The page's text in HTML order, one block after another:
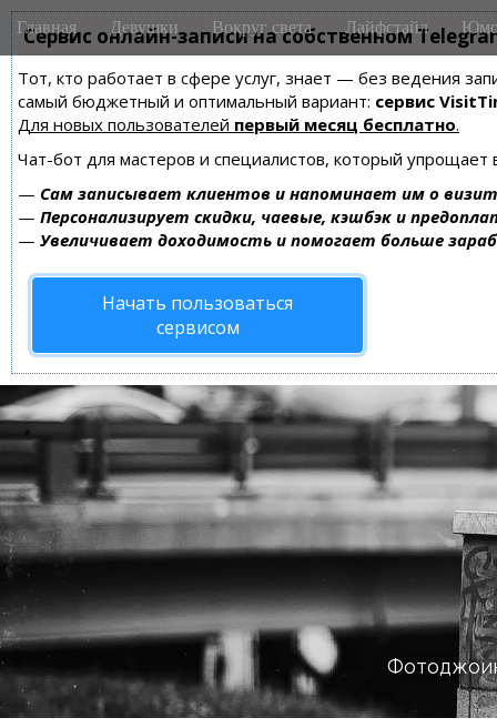
Сервис онлайн-записи на собственном
Тот, кто работает в сфере услуг, знает — без ведения
самый бюджетный и оптимальный вариант: сервис
Для новых пользователей первый месяц бесплатно.
Чат-бот для мастеров и специалистов, который упрощает
— Сам записывает клиентов и напоминает им о
— Персонализирует скидки, чаевые, кэшбэк и
— Увеличивает доходимость и помогает больше
Начать пользоваться
сервисом
M
a
n
m
e
n
u
i
Главная Девушки Вокруг света Лайфстайл